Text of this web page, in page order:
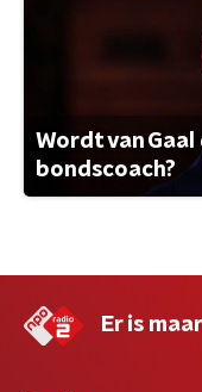
Wordt van
bondscoach?
Er is